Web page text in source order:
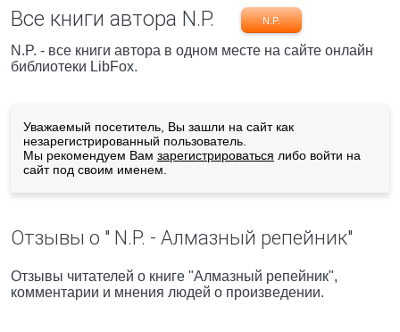
Все книги автора N.P. N.P.
N.P. - все книги автора в одном месте на сайте онлайн
библиотеки LibFox.
Уважаемый посетитель, Вы зашли на сайт как
незарегистрированный пользователь.
Мы рекомендуем Вам зарегистрироваться либо войти на
сайт под своим именем.
Отзывы о " N.P. - Алмазный репейник"
Отзывы читателей о книге "Алмазный репейник",
комментарии и мнения людей о произведении.